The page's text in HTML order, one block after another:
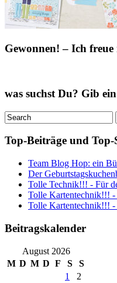
Gewonnen! – Ich
was suchst Du? Gib
Top-Beiträge und Top-
Team Blog Hop: ein
Der
Tolle Technik!!! - Für
Tolle Kartentechnik!!! -
Tolle Kartentechnik!!!
Beitragskalender
August 2026
M D M D F S
S
1
2